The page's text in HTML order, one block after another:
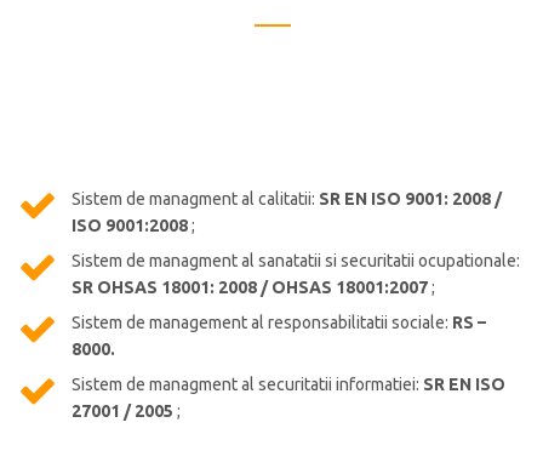
Sistem de managment al calitatii: SR EN ISO 9001: 2008 /
ISO 9001:2008;
Sistem de managment al sanatatii si securitatii ocupationale:
SR OHSAS 18001: 2008 / OHSAS 18001:2007;
Sistem de management al responsabilitatii sociale: RS –
8000.
Sistem de managment al securitatii informatiei: SR EN ISO
27001 / 2005 ;